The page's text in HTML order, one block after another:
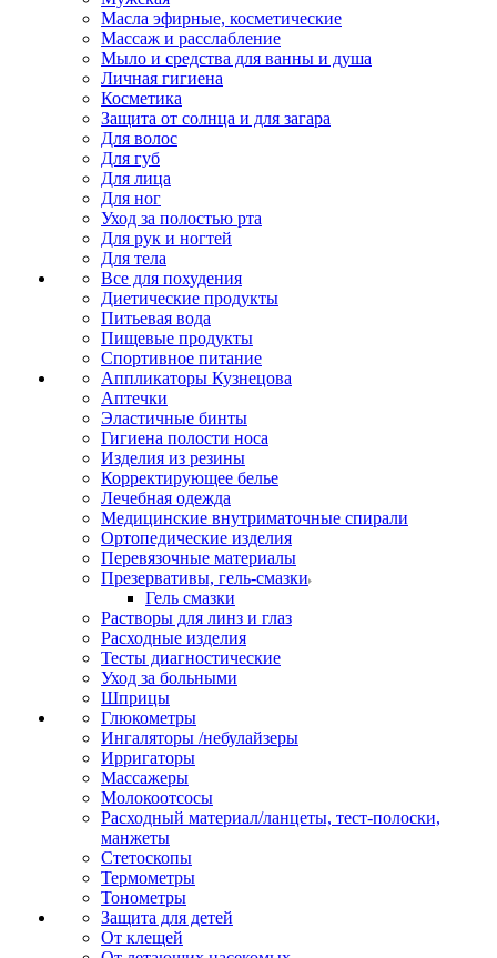
Масла эфирные, косметические
Массаж и расслабление
Мыло и средства для ванны и душа
Личная гигиена
Косметика
Защита от солнца и для загара
Для волос
Для губ
Для лица
Для ног
Уход за полостью рта
Для рук и ногтей
Для тела
Все для похудения
Диетические продукты
Питьевая вода
Пищевые продукты
Спортивное питание
Аппликаторы Кузнецова
Аптечки
Эластичные бинты
Гигиена полости носа
Изделия из резины
Корректирующее белье
Лечебная одежда
Медицинские внутриматочные спирали
Ортопедические изделия
Перевязочные материалы
Презервативы, гель-смазки
Гель смазки
Растворы для линз и глаз
Расходные изделия
Тесты диагностические
Уход за больными
Шприцы
Глюкометры
Ингаляторы /небулайзеры
Ирригаторы
Массажеры
Молокоотсосы
Расходный материал/ланцеты, тест-полоски,
манжеты
Стетоскопы
Термометры
Тонометры
Защита для детей
От клещей